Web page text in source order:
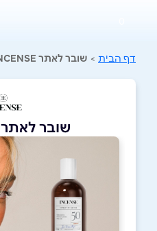
דף הבית > שובר לאתר INCENSE
שובר לאתר INCENSE